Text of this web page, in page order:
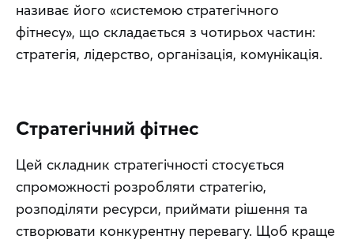
називає його «системою стратегічного
фітнесу», що складається з чотирьох частин:
стратегія, лідерство, організація, комунікація.
Стратегічний фітнес
Цей складник стратегічності стосується
спроможності розробляти стратегію,
розподіляти ресурси, приймати рішення та
створювати конкурентну перевагу. Щоб краще